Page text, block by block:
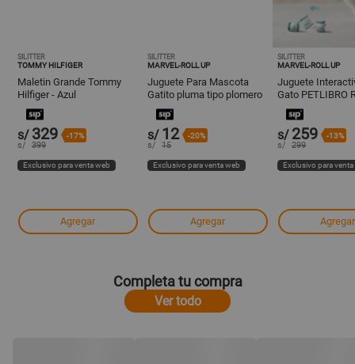
SILITTER
TOMMY HILFIGER
Maletin Grande Tommy
Hilfiger - Azul
s/ 329 -17%
s/ 399
Exclusivo para venta web
Agregar
SILITTER
MARVEL-ROLL UP
Juguete Para Mascota
Gatito pluma tipo plomero
s/ 12 -20%
s/ 15
Exclusivo para venta web
Agregar
SILITTER
MARVEL-ROLL UP
Juguete
Gato PETLIBRO
Pixie
s/ 259 -13%
s/ 299
Exclusivo para
Agregar
Completa tu compra
Ver todo